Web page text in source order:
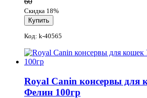
Скидка 18%
Код: k-40565
Royal Canin консервы для
Фелин 100гр